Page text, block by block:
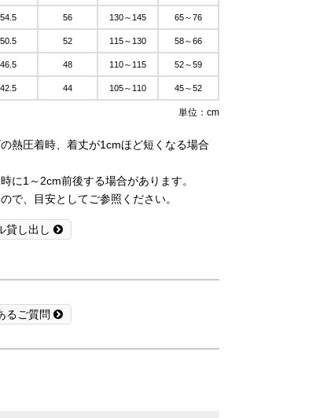
54.5 56 130～145 65～76
50.5 52 115～130 58～66
46.5 48 110～115 52～59
42.5 44 105～110 45～52
単位：cm
熱圧着時、着丈が1cmほど短くなる場合
に1～2cm前後する場合があります。
で、目安としてご参照ください。
貸し出し
るご質問